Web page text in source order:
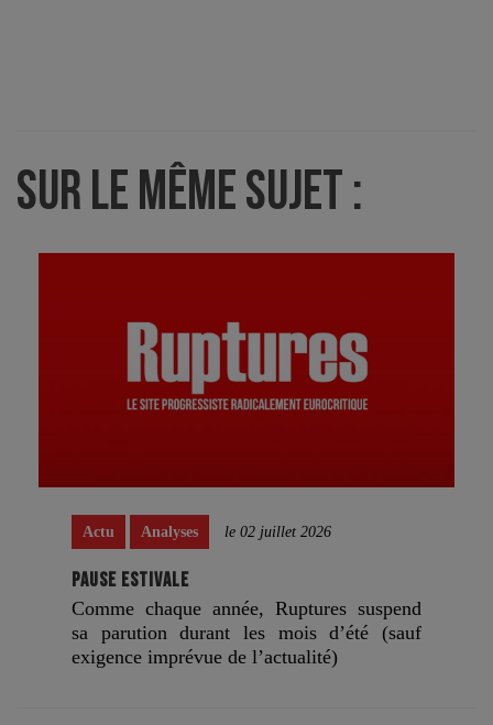
SUR LE MÊME SUJET :
Actu Analyses le 02 juillet 2026
PAUSE ESTIVALE
Comme chaque année, Ruptures suspend
sa parution durant les mois d’été (sauf
exigence imprévue de l’actualité)